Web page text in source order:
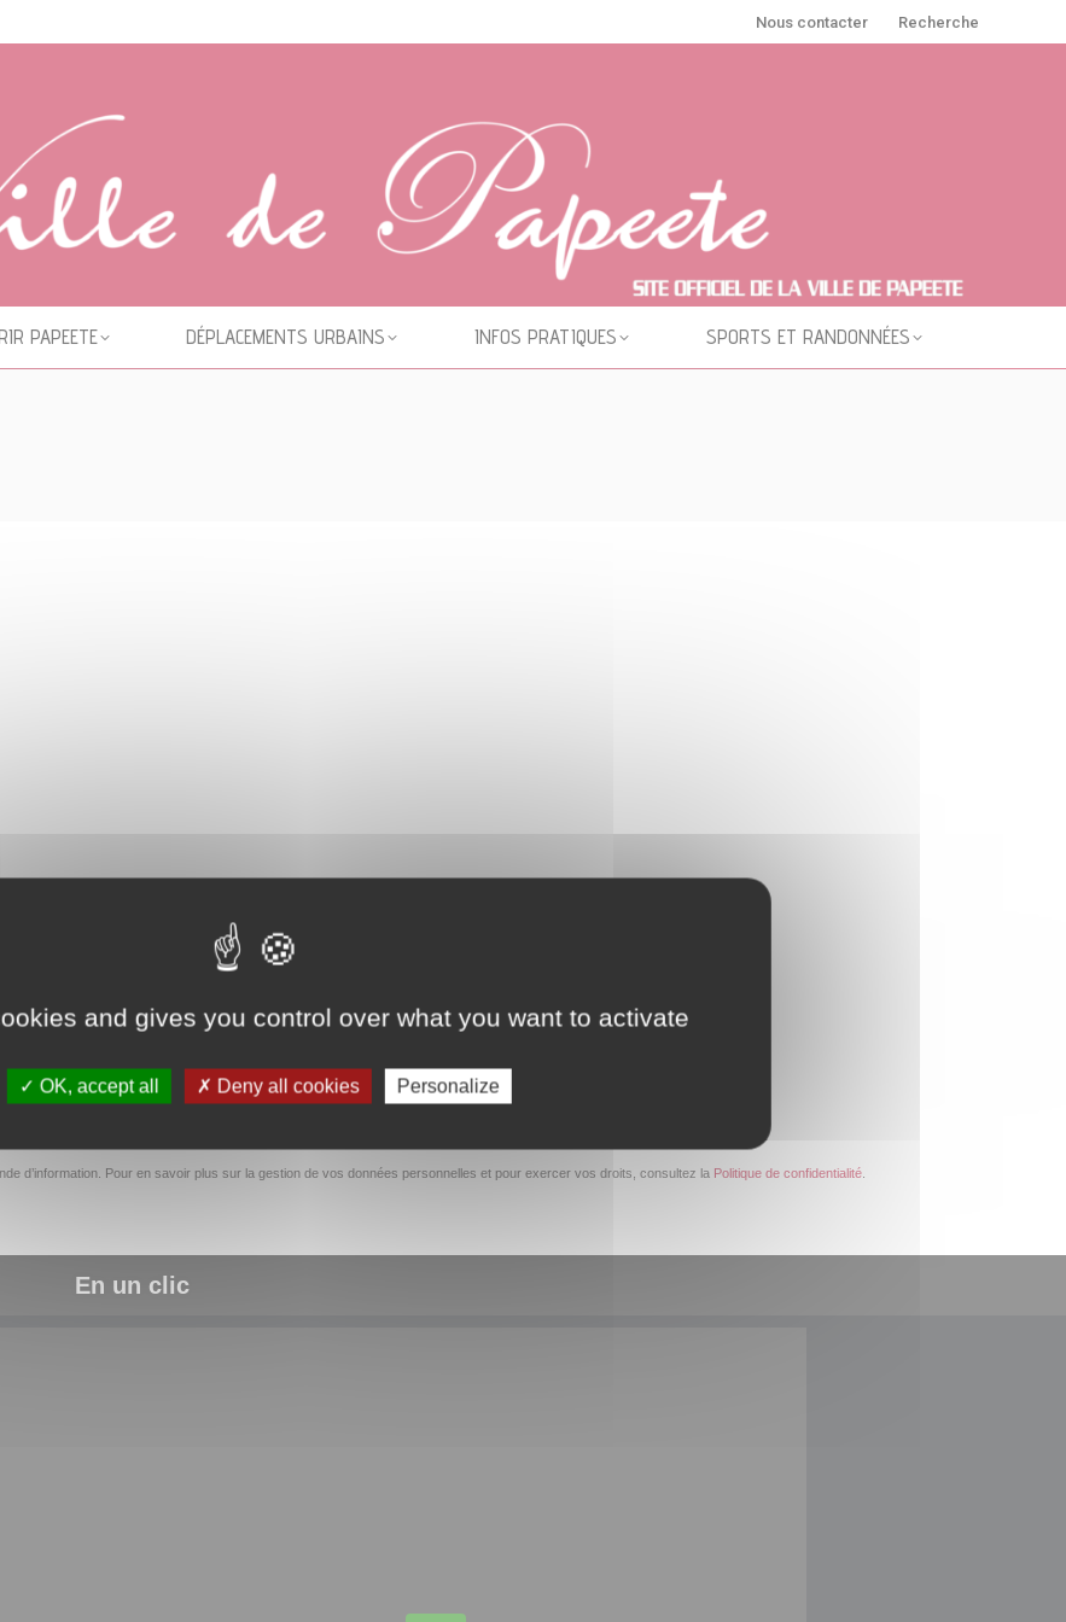
Nous contacter Recherche
PAPEETE DÉPLACEMENTS URBAINS INFOS PRATIQUES SPORTS ET RANDONNÉES
d’information. Pour en savoir plus sur la gestion de vos données personnelles et pour exercer vos droits, consultez la Politique de confidentialité
En un clic
and gives you control over what you want to activate
OK, accept all Deny all cookies Personalize